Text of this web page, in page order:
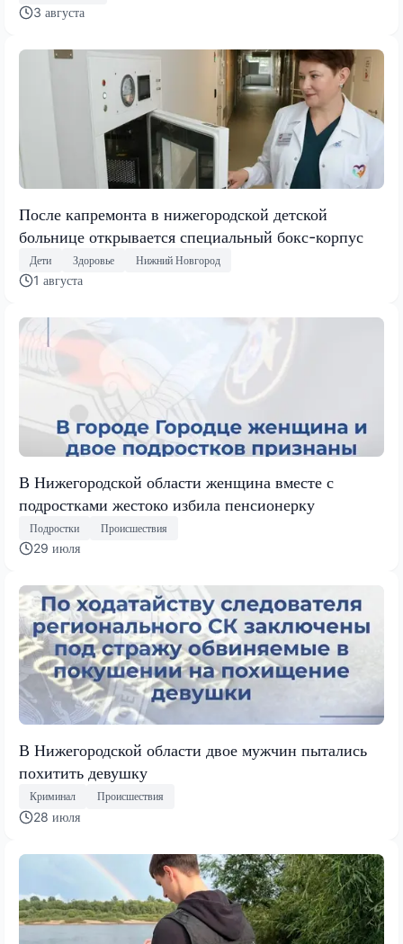
3 августа
После капремонта в нижегородской детской
больнице открывается специальный бокс-корпус
Дети Здоровье Нижний Новгород
1 августа
В Нижегородской области женщина вместе с
подростками жестоко избила пенсионерку
Подростки Происшествия
29 июля
В Нижегородской области двое мужчин пытались
похитить девушку
Криминал Происшествия
28 июля